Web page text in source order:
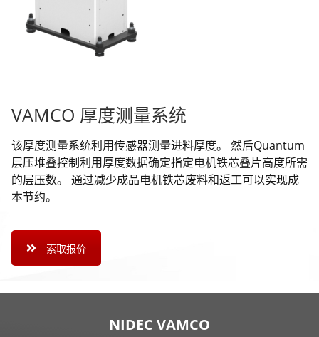
VAMCO 厚度测量系统
该厚度测量系统利用传感器测量进料厚度。 然后Quantum
层压堆叠控制利用厚度数据确定指定电机铁芯叠片高度所需
的层压数。 通过减少成品电机铁芯废料和返工可以实现成
本节约。
索取报价
NIDEC VAMCO